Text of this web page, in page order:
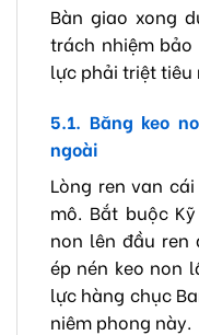
Bàn giao xong
trách nhiệm
lực phải triệt tiêu
5.1. Băng keo
ngoài
Lòng ren van
mô. Bắt buộc
non lên đầu ren
ép nén keo non
lực hàng chục
niêm phong này.